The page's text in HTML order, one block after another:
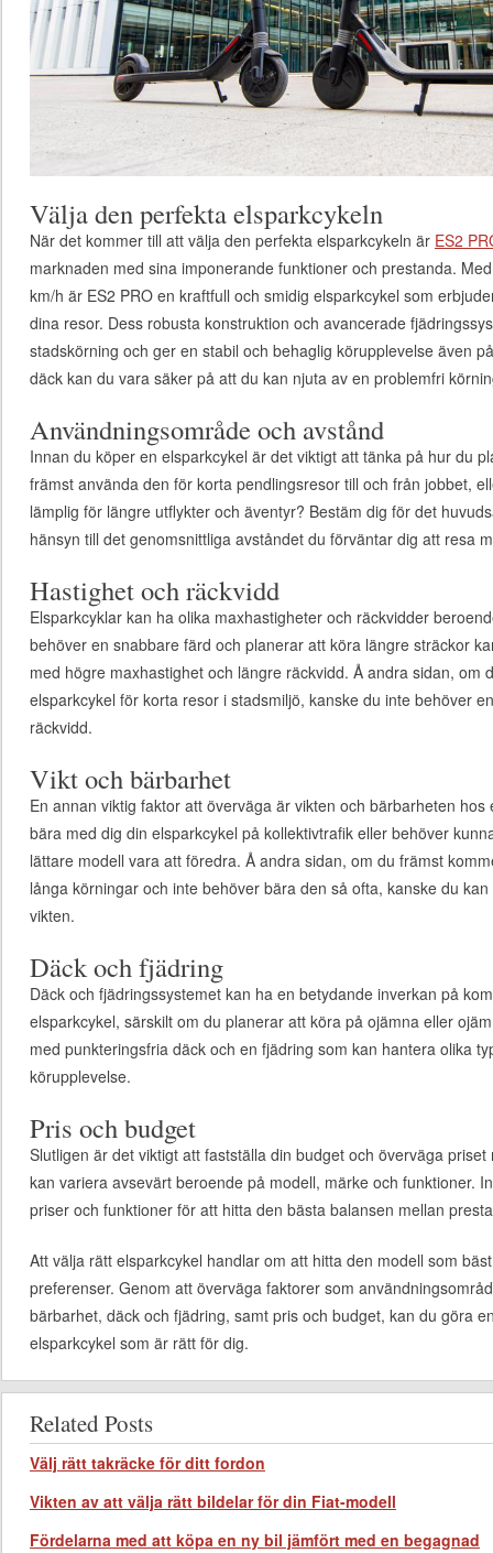
Välja den perfekta elsparkcykeln
När det kommer till att välja den perfekta elsparkcykeln är ES2
marknaden med sina imponerande funktioner och prestanda.
km/h är ES2 PRO en kraftfull och smidig elsparkcykel som
dina resor. Dess robusta konstruktion och avancerade
stadskörning och ger en stabil och behaglig körupplevelse även
däck kan du vara säker på att du kan njuta av en problemfri
Användningsområde och avstånd
Innan du köper en elsparkcykel är det viktigt att tänka på hur du
främst använda den för korta pendlingsresor till och från jobbet,
lämplig för längre utflykter och äventyr? Bestäm dig för det
hänsyn till det genomsnittliga avståndet du förväntar dig att resa
Hastighet och räckvidd
Elsparkcyklar kan ha olika maxhastigheter och räckvidder
behöver en snabbare färd och planerar att köra längre sträckor
med högre maxhastighet och längre räckvidd. Å andra sidan, om
elsparkcykel för korta resor i stadsmiljö, kanske du inte behöver
räckvidd.
Vikt och bärbarhet
En annan viktig faktor att överväga är vikten och bärbarheten
bära med dig din elsparkcykel på kollektivtrafik eller behöver
lättare modell vara att föredra. Å andra sidan, om du främst
långa körningar och inte behöver bära den så ofta, kanske du
vikten.
Däck och fjädring
Däck och fjädringssystemet kan ha en betydande inverkan på
elsparkcykel, särskilt om du planerar att köra på ojämna eller
med punkteringsfria däck och en fjädring som kan hantera olika
körupplevelse.
Pris och budget
Slutligen är det viktigt att fastställa din budget och överväga
kan variera avsevärt beroende på modell, märke och funktioner.
priser och funktioner för att hitta den bästa balansen mellan
Att välja rätt elsparkcykel handlar om att hitta den modell som
preferenser. Genom att överväga faktorer som
bärbarhet, däck och fjädring, samt pris och budget, kan du göra
elsparkcykel som är rätt för dig.
Related Posts
Välj rätt takräcke för ditt fordon
Vikten av att välja rätt bildelar för din Fiat-modell
Fördelarna med att köpa en ny bil jämfört med en begagnad